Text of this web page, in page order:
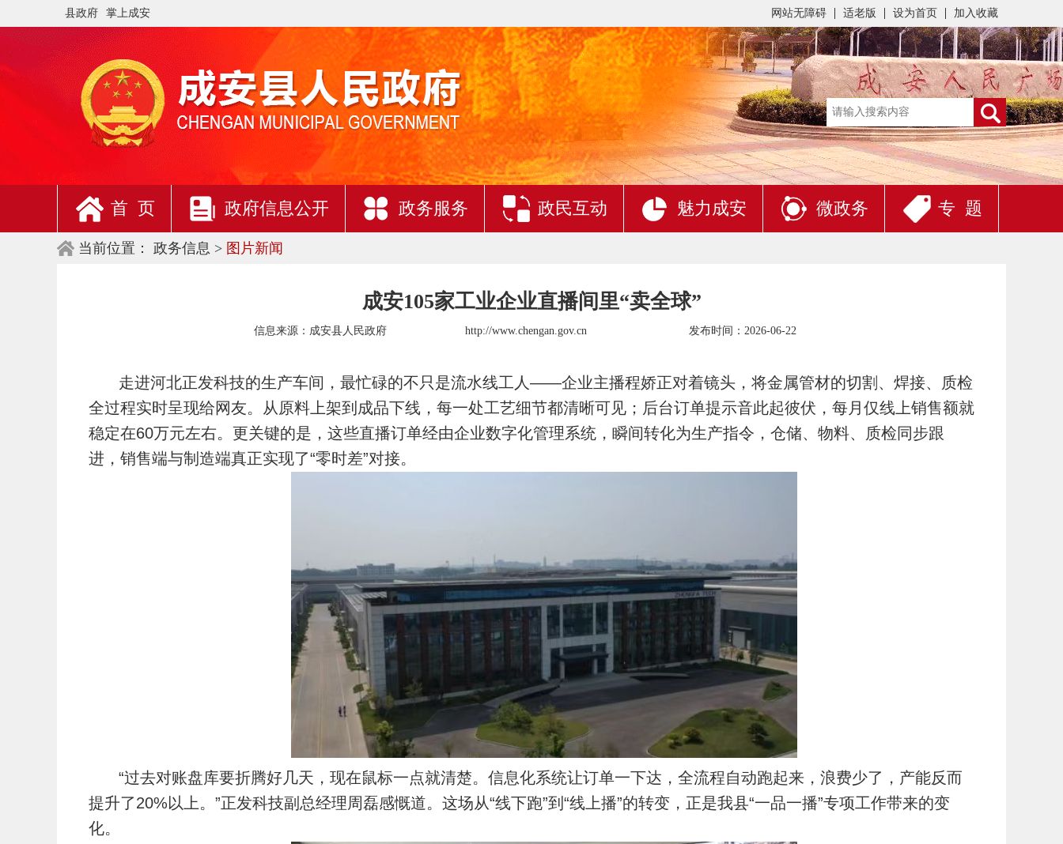
县政府 掌上成安 加入收藏
设为首页
适老版
网站无障碍
首 页 政府信息公开 政务服务 政民互动 魅力成安 微政务 专 题
当前位置： 政务信息 > 图片新闻
成安105家工业企业直播间里“卖全球”
信息来源： 成安县人民政府 http://www.chengan.gov.cn 发布时间：2026-06-22
走进河北正发科技的生产车间，最忙碌的不只是流水线工人——企业主播程娇正对着镜头，将金属管材的切割、焊接、质检
全过程实时呈现给网友。从原料上架到成品下线，每一处工艺细节都清晰可见；后台订单提示音此起彼伏，每月仅线上销售额就
稳定在60万元左右。更关键的是，这些直播订单经由企业数字化管理系统，瞬间转化为生产指令，仓储、物料、质检同步跟
进，销售端与制造端真正实现了“零时差”对接。
“过去对账盘库要折腾好几天，现在鼠标一点就清楚。信息化系统让订单一下达，全流程自动跑起来，浪费少了，产能反而
提升了20%以上。”正发科技副总经理周磊感慨道。这场从“线下跑”到“线上播”的转变，正是我县“一品一播”专项工作带来的变
化。